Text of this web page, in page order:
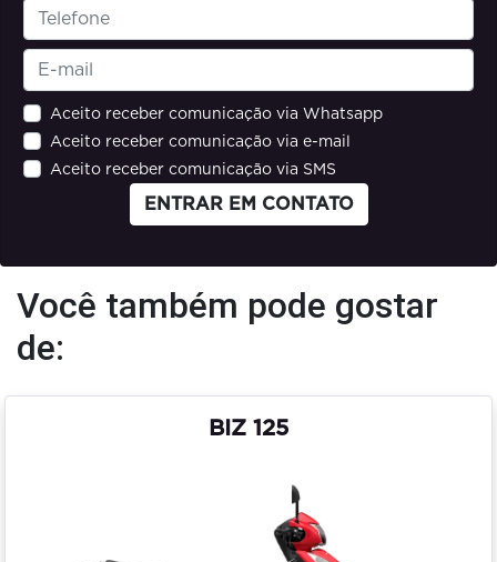
Aceito receber comunicação via Whatsapp
Aceito receber comunicação via e-mail
Aceito receber comunicação via SMS
ENTRAR EM CONTATO
Você também pode gostar
de:
BIZ 125